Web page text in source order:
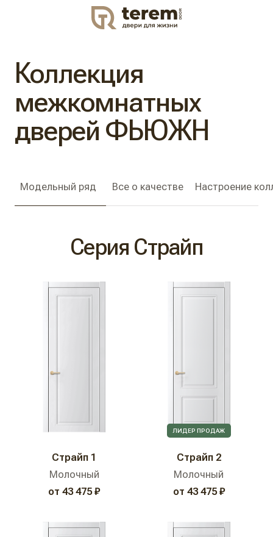
DOOR
Коллекция
межкомнатных
дверей ФЬЮЖН
Модельный ряд Все о качестве Настроение
Серия Страйп
Страйп 1
Молочный
от 43 475 ₽
ЛИДЕР ПРОДАЖ
Страйп 2
Молочный
от 43 475 ₽